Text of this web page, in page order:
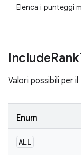
Elenca i punteggi
IncludeRank
Valori possibili per
Enum
ALL